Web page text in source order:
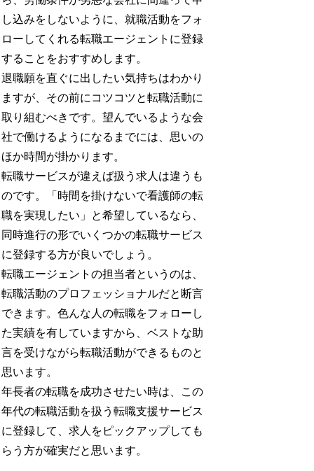
し込みをしないように、就職活動をフォ
ローしてくれる転職エージェントに登録
することをおすすめします。
退職願を直ぐに出したい気持ちはわかり
ますが、その前にコツコツと転職活動に
取り組むべきです。望んでいるような会
社で働けるようになるまでには、思いの
ほか時間が掛かります。
転職サービスが違えば扱う求人は違うも
のです。「時間を掛けないで看護師の転
職を実現したい」と希望しているなら、
同時進行の形でいくつかの転職サービス
に登録する方が良いでしょう。
転職エージェントの担当者というのは、
転職活動のプロフェッショナルだと断言
できます。色んな人の転職をフォローし
た実績を有していますから、ベストな助
言を受けながら転職活動ができるものと
思います。
年長者の転職を成功させたい時は、この
年代の転職活動を扱う転職支援サービス
に登録して、求人をピックアップしても
らう方が確実だと思います。